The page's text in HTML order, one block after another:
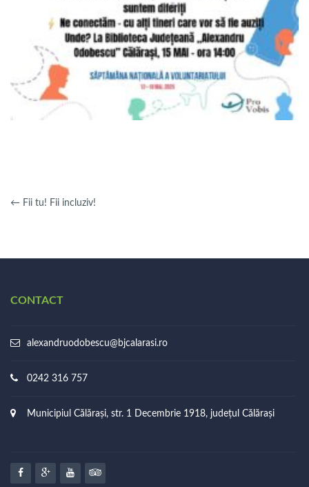
← Fii tu! Fii incluziv!
CONTACT
alexandruodobescu@bjcalarasi.ro
0242 316 757
Municipiul Călărași, str. 1 Decembrie 1918, județul Călărași